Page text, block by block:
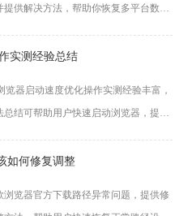
提供解决方法，帮助你恢复多平台数据
实测经验总结
览器启动速度优化操作实测经验丰富，
总结可帮助用户快速启动浏览器，提升
如何修复调整
浏览器官方下载路径异常问题，提供修